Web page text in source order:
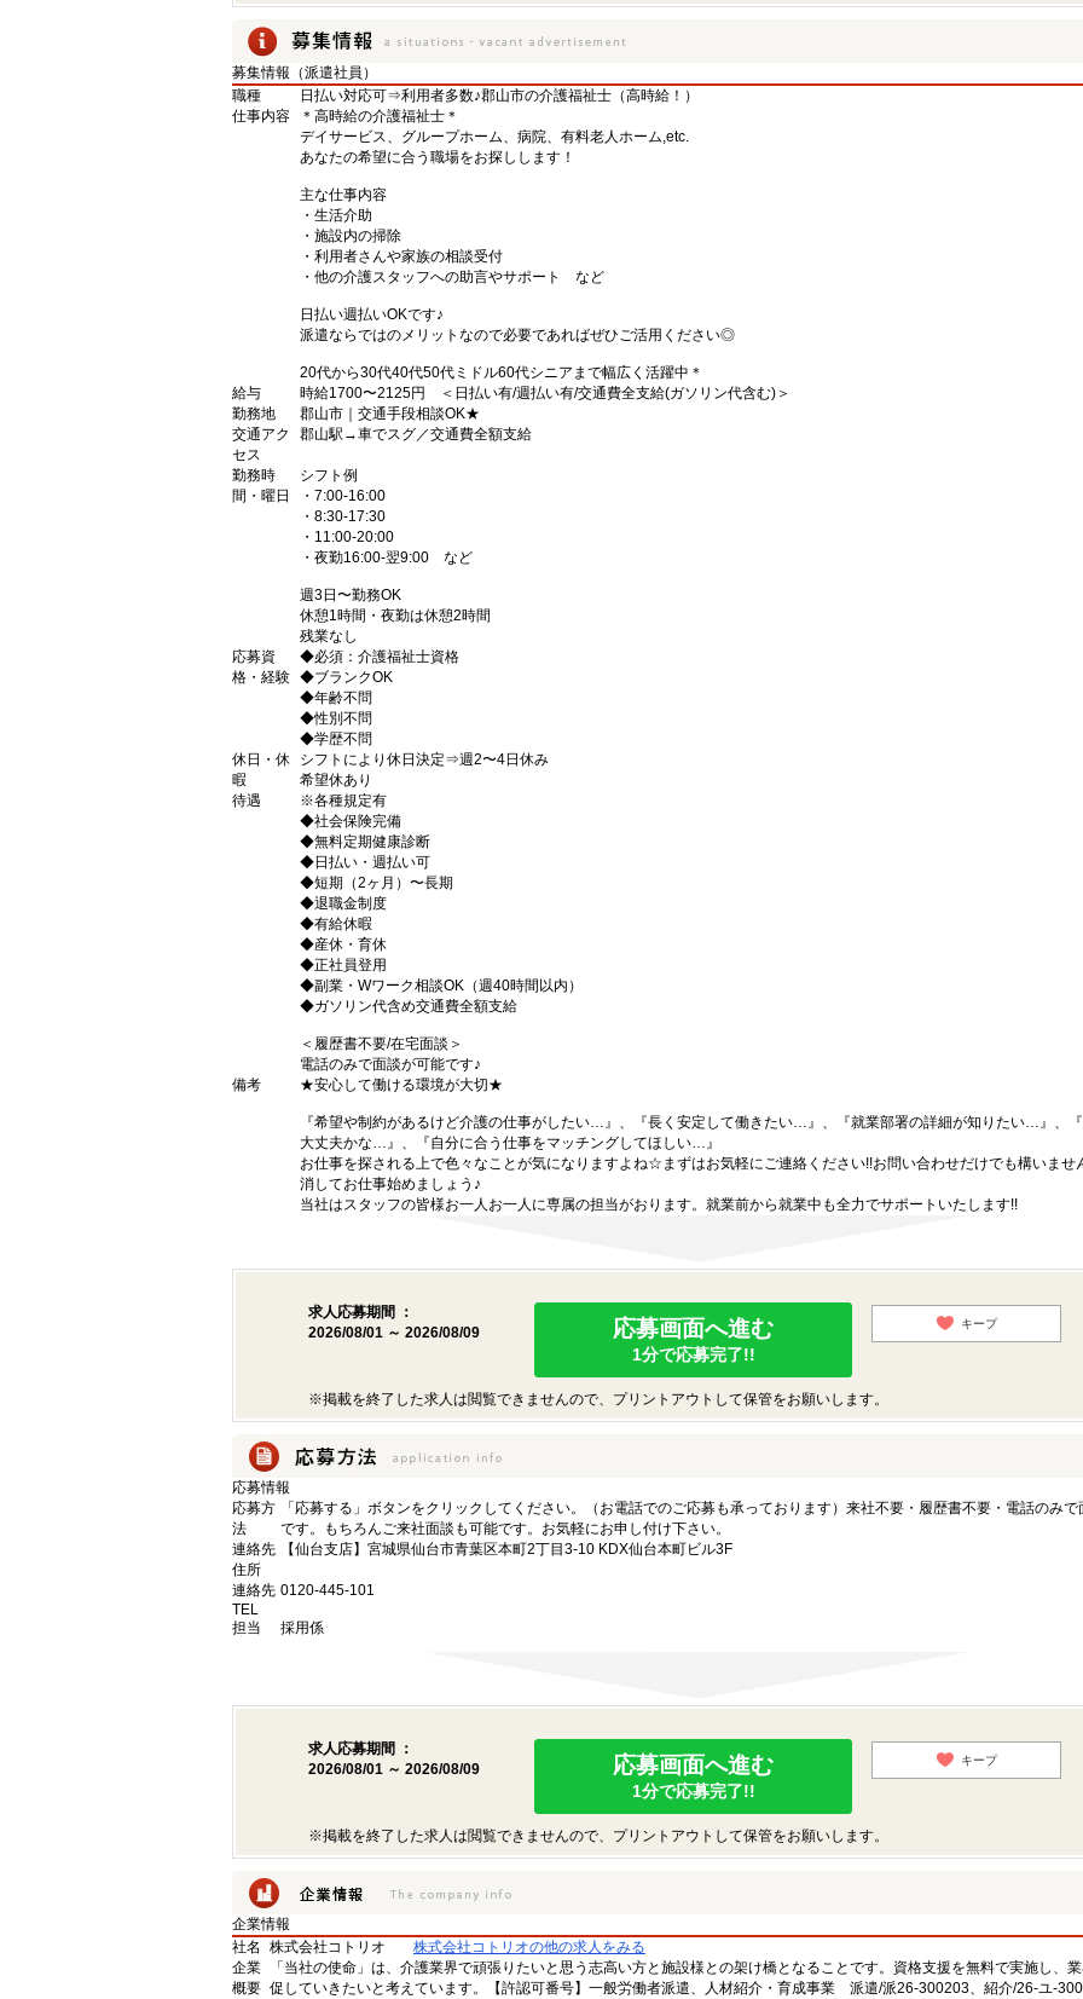
募集情報（派遣社員）
職種
日払い対応可⇒利用者多数♪郡山市の介護福祉士（高時給！）
仕事内容
＊高時給の介護福祉士＊
デイサービス、グループホーム、病院、有料老人ホーム,etc.
あなたの希望に合う職場をお探しします！
主な仕事内容
・生活介助
・施設内の掃除
・利用者さんや家族の相談受付
・他の介護スタッフへの助言やサポート など
日払い週払いOKです♪
派遣ならではのメリットなので必要であればぜひご活用ください◎
20代から30代40代50代ミドル60代シニアまで幅広く活躍中＊
給与
時給1700〜2125円 ＜日払い有/週払い有/交通費全支給(ガソリン代含む)＞
勤務地
郡山市｜交通手段相談OK★
交通アク
セス
郡山駅→車でスグ／交通費全額支給
勤務時
間・曜日
シフト例
・7:00-16:00
・8:30-17:30
・11:00-20:00
・夜勤16:00-翌9:00 など
週3日〜勤務OK
休憩1時間・夜勤は休憩2時間
残業なし
応募資
格・経験
◆必須：介護福祉士資格
◆ブランクOK
◆年齢不問
◆性別不問
◆学歴不問
休日・休
暇
シフトにより休日決定⇒週2〜4日休み
希望休あり
待遇
※各種規定有
◆社会保険完備
◆無料定期健康診断
◆日払い・週払い可
◆短期（2ヶ月）〜長期
◆退職金制度
◆有給休暇
◆産休・育休
◆正社員登用
◆副業・Wワーク相談OK（週40時間以内）
◆ガソリン代含め交通費全額支給
＜履歴書不要/在宅面談＞
電話のみで面談が可能です♪
備考
★安心して働ける環境が大切★
『希望や制約があるけど介護の仕事がしたい…』、『長く安定して働きたい…』、『就業部署の詳細が知りたい…』、
大丈夫かな…』、『自分に合う仕事をマッチングしてほしい…』
お仕事を探される上で色々なことが気になりますよね☆まずはお気軽にご連絡ください!!お問い合わせだけでも構いませ
消してお仕事始めましょう♪
当社はスタッフの皆様お一人お一人に専属の担当がおります。就業前から就業中も全力でサポートいたします!!
求人応募期間 ：
2026/08/01 ～ 2026/08/09
応募画面へ進む
1分で応募完了!!
キープ
※掲載を終了した求人は閲覧できませんので、プリントアウトして保管をお願いします。
応募情報
応募方
法
「応募する」ボタンをクリックしてください。（お電話でのご応募も承っております）来社不要・履歴書不要・電話のみで
です。もちろんご来社面談も可能です。お気軽にお申し付け下さい。
連絡先
住所
【仙台支店】宮城県仙台市青葉区本町2丁目3-10 KDX仙台本町ビル3F
連絡先
TEL
0120-445-101
担当 採用係
求人応募期間 ：
2026/08/01 ～ 2026/08/09
応募画面へ進む
1分で応募完了!!
キープ
※掲載を終了した求人は閲覧できませんので、プリントアウトして保管をお願いします。
企業情報
社名
株式会社コトリオ
株式会社コトリオの他の求人をみる
企業
概要
「当社の使命」は、介護業界で頑張りたいと思う志高い方と施設様との架け橋となることです。資格支援を無料で実施し、
促していきたいと考えています。【許認可番号】一般労働者派遣、人材紹介・育成事業 派遣/派26-300203、紹介/26-ユ-